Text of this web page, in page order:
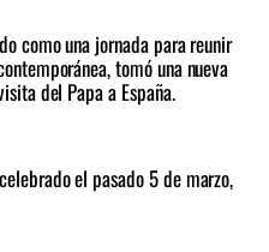
como una jornada para reunir
, tomó una nueva
del Papa a España.
el pasado 5 de marzo,
y artistas con mayor proyección